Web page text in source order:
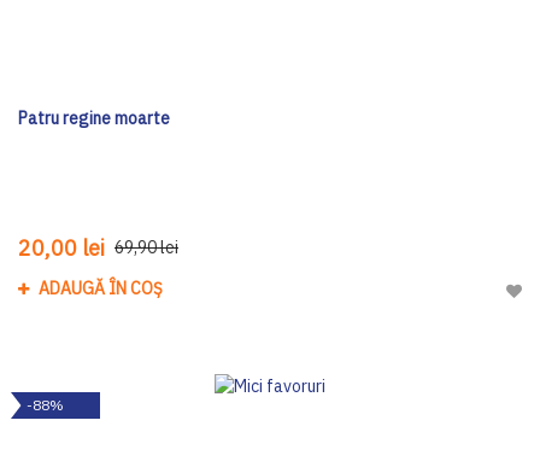
Patru regine moarte
20,00 lei 69,90 lei
ADAUGĂ ÎN COȘ
-88%